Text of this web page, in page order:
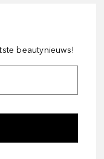
beautynieuws!